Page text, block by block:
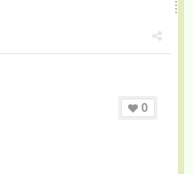
0